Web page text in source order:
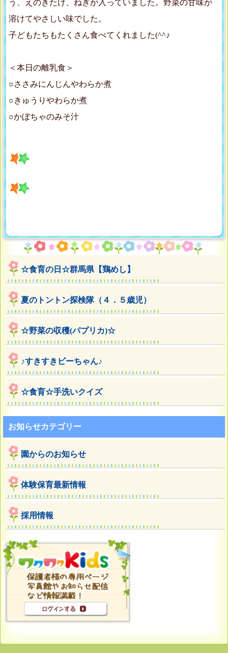
う、えのきたけ、ねぎが入っていました。野菜の甘味が
溶けてやさしい味でした。
子どもたちもたくさん食べてくれました(^^♪
＜本日の離乳食＞
○ささみにんじんやわらか煮
○きゅうりやわらか煮
○かぼちゃのみそ汁
☆食育の日☆群馬県【鶏めし】
夏のトントン探検隊（４．５歳児）
☆野菜の収穫(パプリカ)☆
♪すきすきビーちゃん♪
☆食育☆手洗いクイズ
お知らせカテゴリー
園からのお知らせ
体験保育最新情報
採用情報